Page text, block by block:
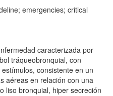
emergencies; critical
caracterizada por
tráqueobronquial, con
consistente en un
aéreas en relación con una
liso bronquial, hiper secreción